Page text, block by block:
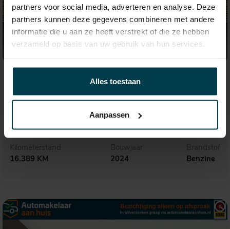
partners voor social media, adverteren en analyse. Deze
partners kunnen deze gegevens combineren met andere
informatie die u aan ze heeft verstrekt of die ze hebben
verzameld op basis van uw gebruik van hun services.
Alles toestaan
Aanpassen
Volkswagen Polo
Kilometerstand
16.389 KM
Bouwjaar
2024
Brandstof
Benzine